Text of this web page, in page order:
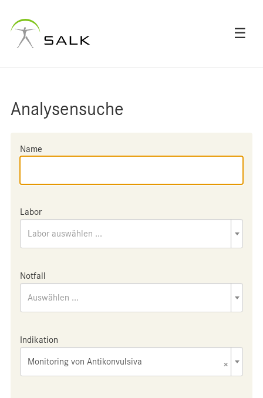
☰
Analysensuche
Name
Labor
Labor auswählen ...
Notfall
Auswählen ...
Indikation
×
Monitoring von Antikonvulsiva